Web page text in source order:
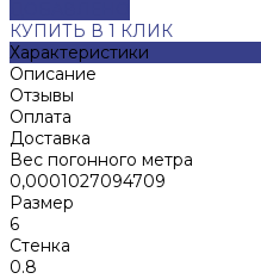
КУПИТЬ В 1 КЛИК
Характеристики
Описание
Отзывы
Оплата
Доставка
Вес погонного метра
0,0001027094709
Размер
6
Стенка
0.8